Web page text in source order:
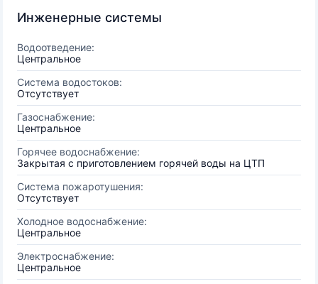
Инженерные системы
Водоотведение:
Центральное
Система водостоков:
Отсутствует
Газоснабжение:
Центральное
Горячее водоснабжение:
Закрытая с приготовлением горячей воды на ЦТП
Система пожаротушения:
Отсутствует
Холодное водоснабжение:
Центральное
Электроснабжение:
Центральное